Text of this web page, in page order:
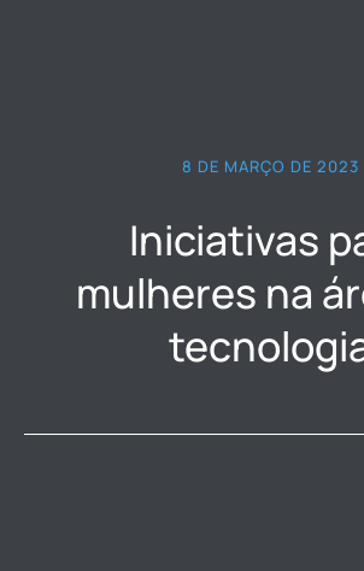
8 DE MARÇO DE 2023
Iniciativas
mulheres na